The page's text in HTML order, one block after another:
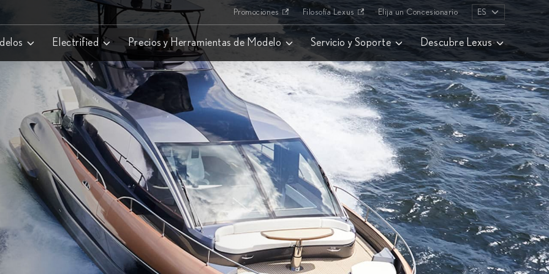
Promociones Filosofía Lexus Elija un Concesionario ES
Electrified Precios y Herramientas de Modelo Servicio y Soporte Descubre Lexus